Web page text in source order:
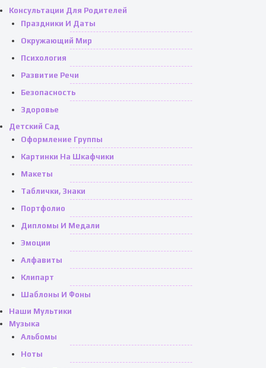
Консультации Для Родителей
Праздники И Даты
Окружающий Мир
Психология
Развитие Речи
Безопасность
Здоровье
Детский Сад
Оформление Группы
Картинки На Шкафчики
Макеты
Таблички, Знаки
Портфолио
Дипломы И Медали
Эмоции
Алфавиты
Клипарт
Шаблоны И Фоны
Наши Мультики
Музыка
Альбомы
Ноты